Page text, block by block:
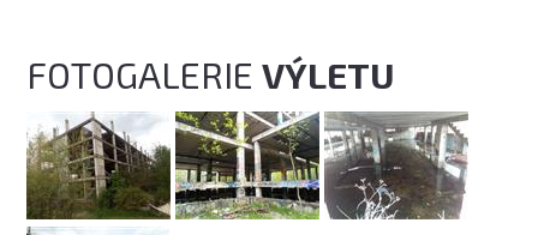
FOTOGALERIEVÝLETU